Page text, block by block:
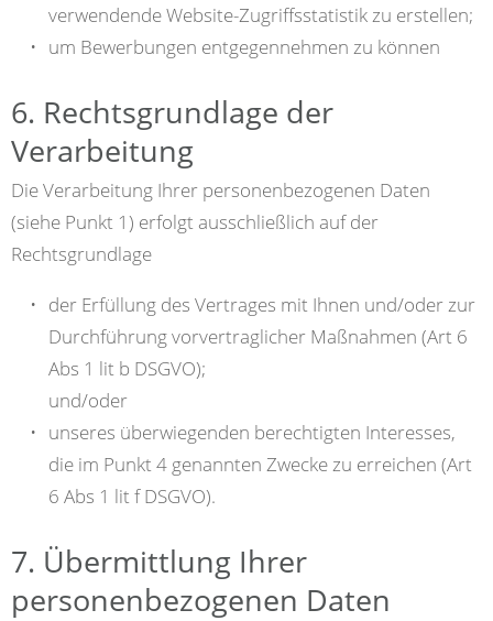
verwendende Website-Zugriffsstatistik zu erstellen;
um Bewerbungen entgegennehmen zu können
6. Rechtsgrundlage der
Verarbeitung
Die Verarbeitung Ihrer personenbezogenen Daten
(siehe Punkt 1) erfolgt ausschließlich auf der
Rechtsgrundlage
der Erfüllung des Vertrages mit Ihnen und/oder zur
Durchführung vorvertraglicher Maßnahmen (Art 6
Abs 1 lit b DSGVO);
und/oder
unseres überwiegenden berechtigten Interesses,
die im Punkt 4 genannten Zwecke zu erreichen (Art
6 Abs 1 lit f DSGVO).
7. Übermittlung Ihrer
personenbezogenen Daten